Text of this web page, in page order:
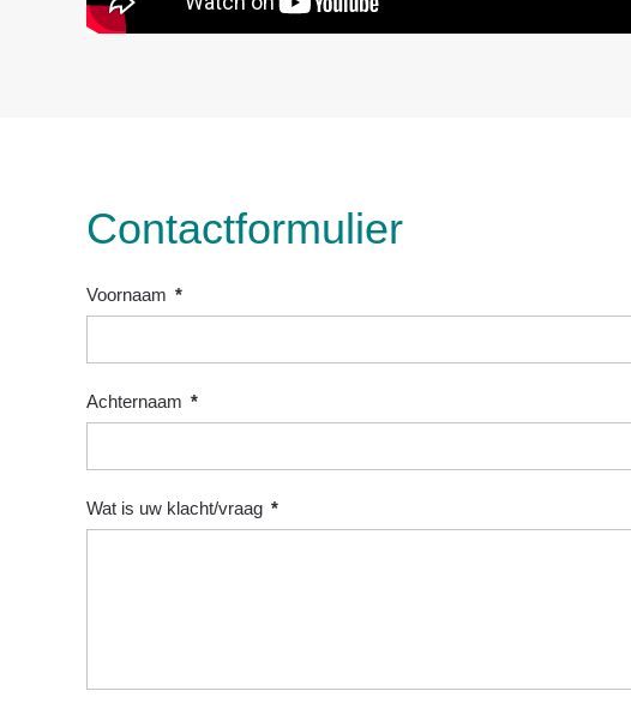
Contactformulier
Voornaam *
Achternaam *
Wat is uw klacht/vraag *